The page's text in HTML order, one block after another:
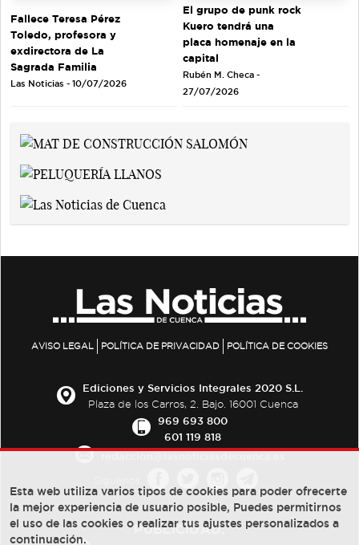
Fallece Teresa Pérez
Toledo, profesora y
exdirectora de La
Sagrada Familia
Las Noticias - 10/07/2026
El grupo de punk rock
Kuero tendrá una
placa homenaje en la
capital
Rubén M. Checa -
27/07/2026
AVISO LEGAL POLÍTICA DE PRIVACIDAD POLÍTICA DE COOKIES
Ediciones y Servicios Integrales 2020 S.L.
Plaza de los Carros, 2. Bajo. 16001 Cuenca
969 693 800
601 119 818
PUBLICIDAD:
Esta web utiliza varios tipos de cookies para poder ofrecerte
la mejor experiencia de usuario posible, Puedes permitirnos
el uso de las cookies o realizar tus ajustes personalizados a
continuación.